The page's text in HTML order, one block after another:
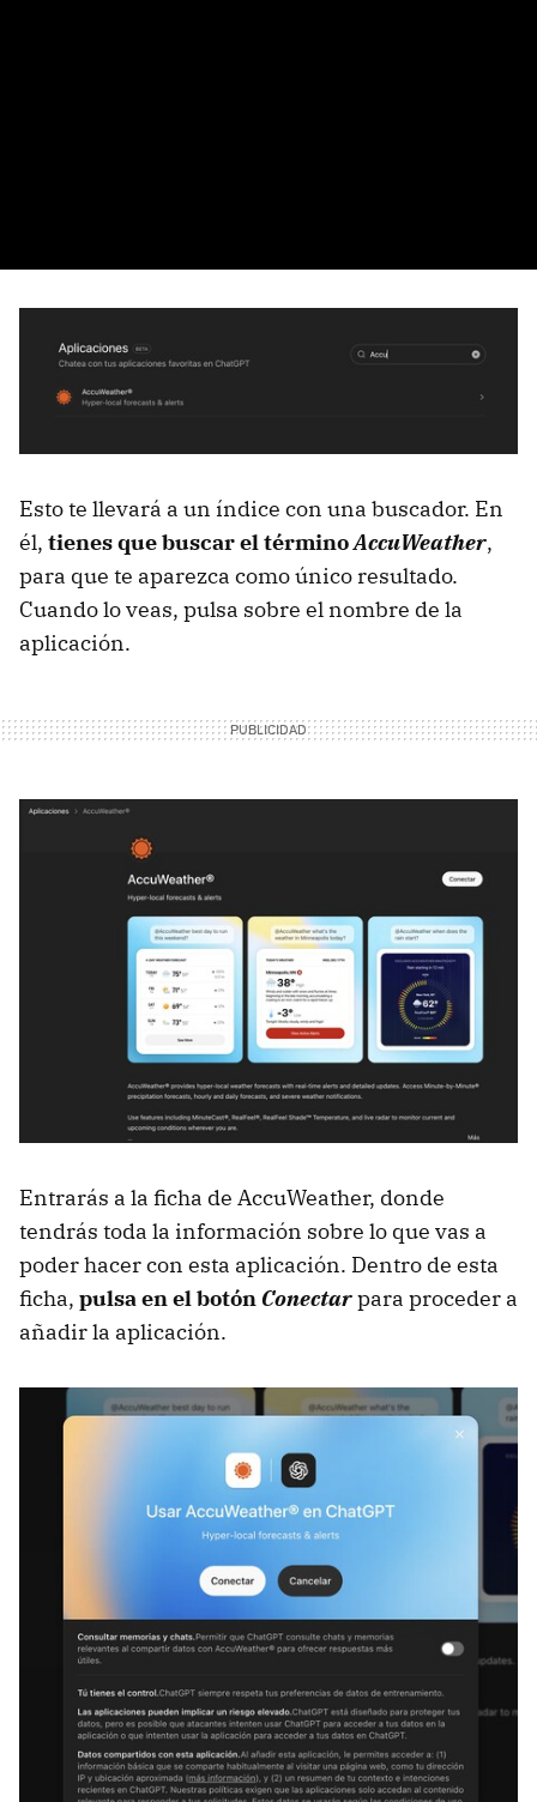
Esto te llevará a un índice con una buscador. En
él, tienes que buscar el términoAccuWeather,
para que te aparezca como único resultado.
Cuando lo veas, pulsa sobre el nombre de la
aplicación.
Entrarás a la ficha de AccuWeather, donde
tendrás toda la información sobre lo que vas a
poder hacer con esta aplicación. Dentro de esta
ficha, pulsa en el botónConectarpara proceder a
añadir la aplicación.